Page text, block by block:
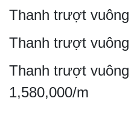
Thanh trượt vuông
Thanh trượt vuông
Thanh trượt vuông
1,580,000/m